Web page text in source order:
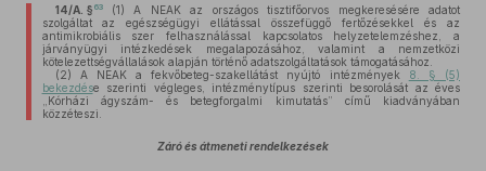
14/A. § 63 (1) A NEAK az országos tisztifőorvos megkeresésére adatot
szolgáltat az egészségügyi ellátással összefüggő fertőzésekkel és az
antimikrobiális szer felhasználással kapcsolatos helyzetelemzéshez, a
járványügyi intézkedések megalapozásához, valamint a nemzetközi
kötelezettségvállalások alapján történő adatszolgáltatások támogatásához.
(2) A NEAK a fekvőbeteg-szakellátást nyújtó intézmények
8. § (5)
bekezdése szerinti végleges, intézménytípus szerinti besorolását az éves
„Kórházi ágyszám- és betegforgalmi kimutatás” című kiadványában
közzéteszi.
Záró és átmeneti rendelkezések